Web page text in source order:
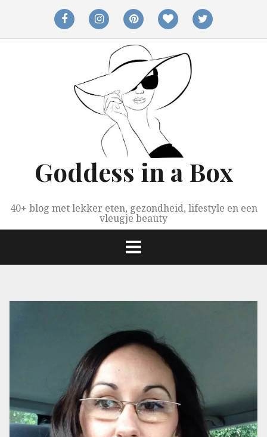
facebookinstagrampinterestbloglovintwitter
Goddess in a Box
40+ blog met lekker eten, gezondheid, lifestyle en een
vleugje beauty